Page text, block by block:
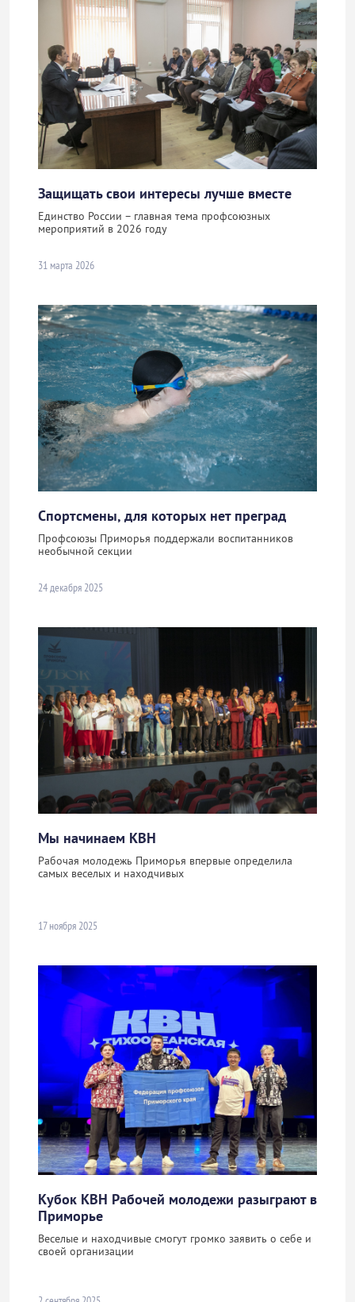
Защищать свои интересы лучше вместе
Единство России – главная тема профсоюзных
мероприятий в 2026 году
31 марта 2026
Спортсмены, для которых нет преград
Профсоюзы Приморья поддержали воспитанников
необычной секции
24 декабря 2025
Мы начинаем КВН
Рабочая молодежь Приморья впервые определила
самых веселых и находчивых
17 ноября 2025
Кубок КВН Рабочей молодежи разыграют в
Приморье
Веселые и находчивые смогут громко заявить о себе и
своей организации